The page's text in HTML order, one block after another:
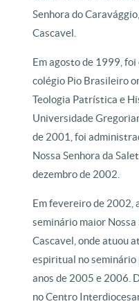
Senhora do
Cascavel.
Em agosto de 1999,
colégio Pio Brasileiro
Teologia Patrística e
Universidade
de 2001, foi
Nossa Senhora da
dezembro de 2002.
Em fevereiro de 2002,
seminário maior Nossa
Cascavel, onde atuou
espiritual no seminário
anos de 2005 e 2006.
no Centro